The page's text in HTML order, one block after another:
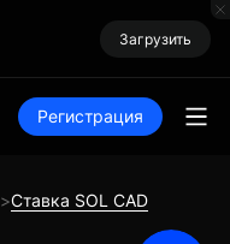
Загрузить
Регистрация
>Ставка SOL CAD